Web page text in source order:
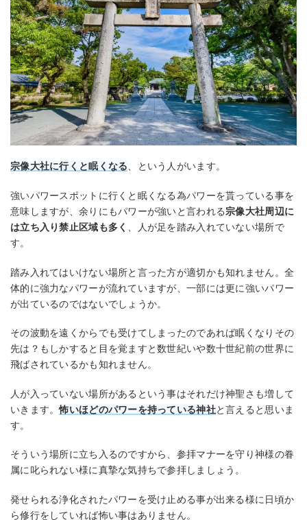
宗像大社に行くと眠くなる、という人がいます。
強いパワースポットに行くと眠くなる為パワーを貰っている事を
意味しますが、余りにもパワーが強いと言われる宗像大社周辺に
は立ち入り禁止区域も多く
、人が足を踏み入れていない場所で
す。
踏み入れてはいけない場所と言った方が適切かも知れません。全
体的に強力なパワーが流れていますが、一部には更に強いパワー
が出ているのではないでしょうか。
その波動を遠くからでも受けてしまったのであれば眠くなりその
先は？もしかすると目を覚ますと数世紀いや数十世紀前の世界に
飛ばされているかも知れません。
人が入っていない場所があるという事はそれだけ神聖さも増して
いきます。怖いほどのパワーを持っている神社と言えると思いま
す。
そういう場所に立ち入るのですから、参拝マナーを守り神様の眷
属に叱られない様に真摯な気持ちで参拝しましょう。
発せられる浄化されたパワーを受け止める事が出来る様に日頃か
ら修行をしていれば怖い事はありません。